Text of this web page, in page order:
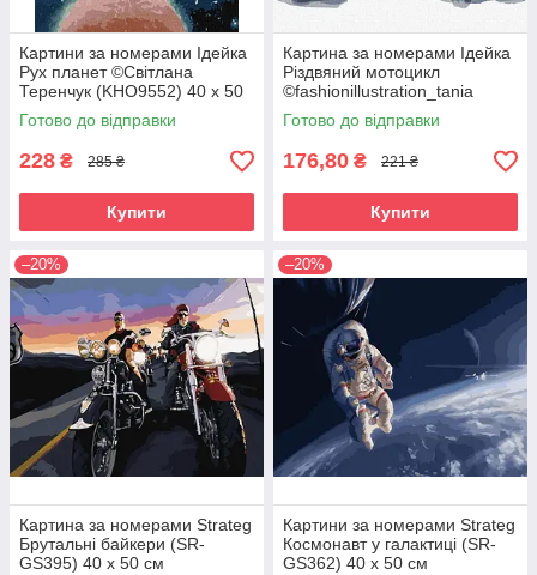
Картини за номерами Ідейка
Рух планет ©Світлана
Теренчук (KHO9552) 40 х 50
см
Готово до відправки
228 ₴ 285 ₴
Купити
Картина за номерами Ідейка
Різдвяний мотоцикл
©fashionillustration_tania
(KHO5011) 30 х 30 см
Готово до відправки
176,80 ₴ 221 ₴
Купити
–20%
Картина за номерами Strateg
Брутальні байкери (SR-
GS395) 40 х 50 см
–20%
Картини за номерами Strateg
Космонавт у галактиці (SR-
GS362) 40 х 50 см